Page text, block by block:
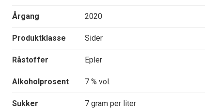
Årgang 2020
Produktklasse Sider
Råstoffer Epler
Alkoholprosent 7 % vol.
Sukker 7 gram per liter